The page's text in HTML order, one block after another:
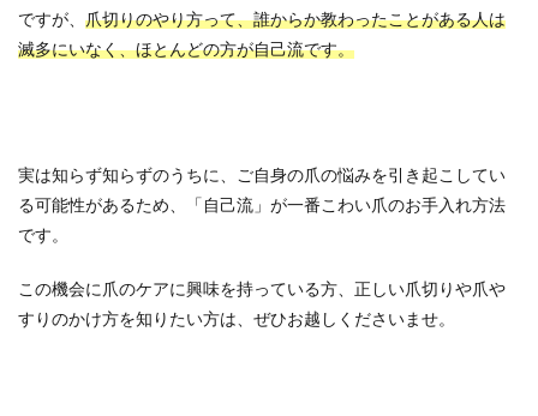
ですが、 爪切りのやり方って、誰からか教わったことがある人は
滅多にいなく、ほとんどの方が自己流です。
実は知らず知らずのうちに、ご自身の爪の悩みを引き起こしてい
る可能性があるため、「自己流」が一番こわい爪のお手入れ方法
です。
この機会に爪のケアに興味を持っている方、正しい爪切りや爪や
すりのかけ方を知りたい方は、ぜひお越しくださいませ。